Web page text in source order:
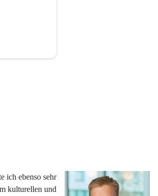
ich ebenso sehr
kulturellen und